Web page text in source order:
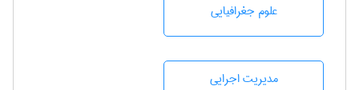
علوم جغرافيايی
مديريت اجرايی